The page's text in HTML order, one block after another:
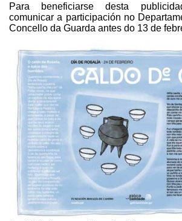
Para beneficiarse desta
comunicar a participación no
Concello da Guarda antes do 13 de